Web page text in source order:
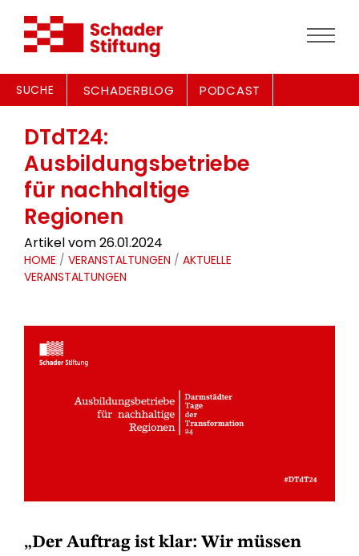
SUCHE SCHADERBLOG PODCAST
DTdT24:
Ausbildungsbetriebe
für nachhaltige
Regionen
Artikel vom 26.01.2024
HOME / VERANSTALTUNGEN / AKTUELLE
VERANSTALTUNGEN
„Der Auftrag ist klar: Wir müssen